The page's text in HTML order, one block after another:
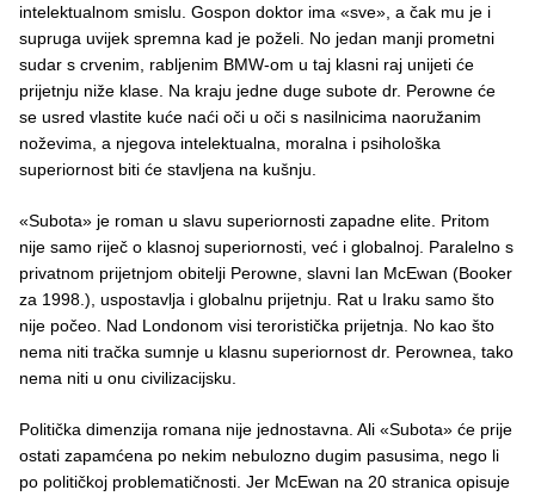
intelektualnom smislu. Gospon doktor ima «sve», a čak mu je i
supruga uvijek spremna kad je poželi. No jedan manji prometni
sudar s crvenim, rabljenim BMW-om u taj klasni raj unijeti će
prijetnju niže klase. Na kraju jedne duge subote dr. Perowne će
se usred vlastite kuće naći oči u oči s nasilnicima naoružanim
noževima, a njegova intelektualna, moralna i psihološka
superiornost biti će stavljena na kušnju.
«Subota» je roman u slavu superiornosti zapadne elite. Pritom
nije samo riječ o klasnoj superiornosti, već i globalnoj. Paralelno s
privatnom prijetnjom obitelji Perowne, slavni Ian McEwan (Booker
za 1998.), uspostavlja i globalnu prijetnju. Rat u Iraku samo što
nije počeo. Nad Londonom visi teroristička prijetnja. No kao što
nema niti tračka sumnje u klasnu superiornost dr. Perownea, tako
nema niti u onu civilizacijsku.
Politička dimenzija romana nije jednostavna. Ali «Subota» će prije
ostati zapamćena po nekim nebulozno dugim pasusima, nego li
po političkoj problematičnosti. Jer McEwan na 20 stranica opisuje